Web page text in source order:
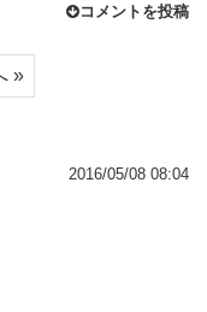
コメントを投稿
»
2016/05/08 08:04